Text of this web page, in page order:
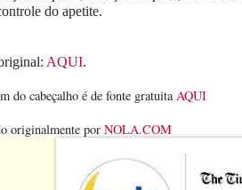
do apetite.
AQUI.
do cabeçalho é de fonte gratuita AQUI
originalmente por NOLA.COM